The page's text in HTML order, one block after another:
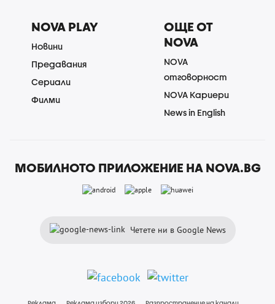
NOVA PLAY
Новини
Предавания
Сериали
Филми
ОЩЕ ОТ
NOVA
NOVA
отговорност
NOVA Кариери
News in English
МОБИЛНОТО ПРИЛОЖЕНИЕ НА NOVA.BG
Четете ни в Google News